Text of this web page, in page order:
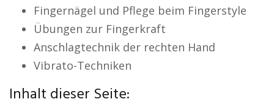
Fingernägel und Pflege beim Fingerstyle
Übungen zur Fingerkraft
Anschlagtechnik der rechten Hand
Vibrato-Techniken
Inhalt dieser Seite: